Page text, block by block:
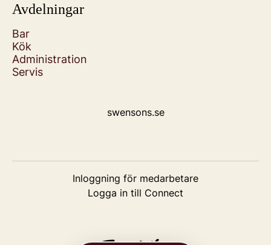
Avdelningar
Bar
Kök
Administration
Servis
swensons.se
Inloggning för medarbetare
Logga in till Connect